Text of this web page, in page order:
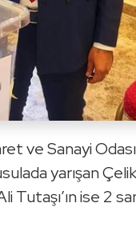
ve Sanayi
yarışan
ise 2